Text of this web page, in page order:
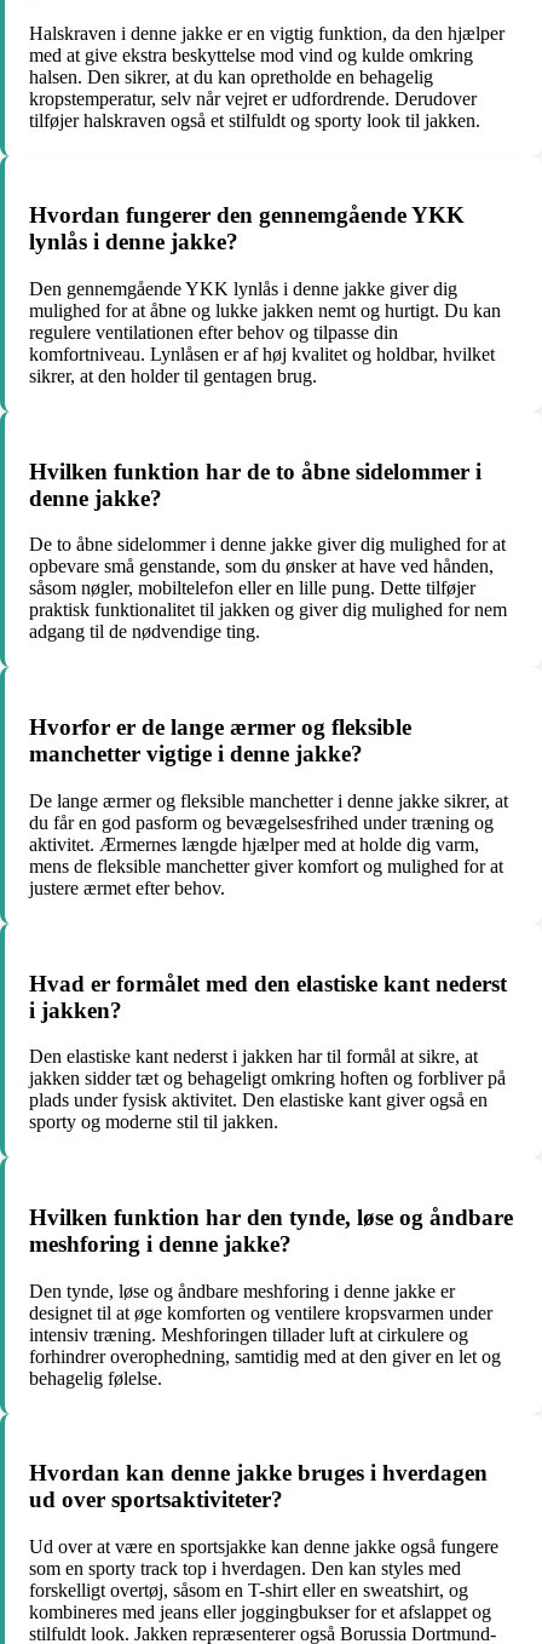
Halskraven i denne jakke er en vigtig funktion, da den hjælper
med at give ekstra beskyttelse mod vind og kulde omkring
halsen. Den sikrer, at du kan opretholde en behagelig
kropstemperatur, selv når vejret er udfordrende. Derudover
tilføjer halskraven også et stilfuldt og sporty look til jakken.
Hvordan fungerer den gennemgående YKK
lynlås i denne jakke?
Den gennemgående YKK lynlås i denne jakke giver dig
mulighed for at åbne og lukke jakken nemt og hurtigt. Du kan
regulere ventilationen efter behov og tilpasse din
komfortniveau. Lynlåsen er af høj kvalitet og holdbar, hvilket
sikrer, at den holder til gentagen brug.
Hvilken funktion har de to åbne sidelommer i
denne jakke?
De to åbne sidelommer i denne jakke giver dig mulighed for at
opbevare små genstande, som du ønsker at have ved hånden,
såsom nøgler, mobiltelefon eller en lille pung. Dette tilføjer
praktisk funktionalitet til jakken og giver dig mulighed for nem
adgang til de nødvendige ting.
Hvorfor er de lange ærmer og fleksible
manchetter vigtige i denne jakke?
De lange ærmer og fleksible manchetter i denne jakke sikrer, at
du får en god pasform og bevægelsesfrihed under træning og
aktivitet. Ærmernes længde hjælper med at holde dig varm,
mens de fleksible manchetter giver komfort og mulighed for at
justere ærmet efter behov.
Hvad er formålet med den elastiske kant nederst
i jakken?
Den elastiske kant nederst i jakken har til formål at sikre, at
jakken sidder tæt og behageligt omkring hoften og forbliver på
plads under fysisk aktivitet. Den elastiske kant giver også en
sporty og moderne stil til jakken.
Hvilken funktion har den tynde, løse og åndbare
meshforing i denne jakke?
Den tynde, løse og åndbare meshforing i denne jakke er
designet til at øge komforten og ventilere kropsvarmen under
intensiv træning. Meshforingen tillader luft at cirkulere og
forhindrer overophedning, samtidig med at den giver en let og
behagelig følelse.
Hvordan kan denne jakke bruges i hverdagen
ud over sportsaktiviteter?
Ud over at være en sportsjakke kan denne jakke også fungere
som en sporty track top i hverdagen. Den kan styles med
forskelligt overtøj, såsom en T-shirt eller en sweatshirt, og
kombineres med jeans eller joggingbukser for et afslappet og
stilfuldt look. Jakken repræsenterer også Borussia Dortmund-